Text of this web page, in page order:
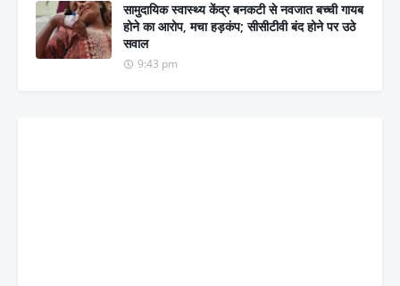
सामुदायिक स्वास्थ्य केंद्र बनकटी से नवजात बच्ची गायब
होने का आरोप, मचा हड़कंप; सीसीटीवी बंद होने पर उठे
सवाल
9:43 pm